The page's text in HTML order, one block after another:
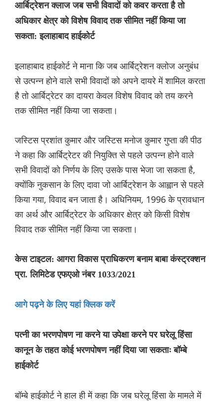
आर्बिट्रेशन क्लाज जब सभी विवादों को कवर करता है तो
अधिकार क्षेत्र को विशेष विवाद तक सीमित नहीं किया जा
सकता: इलाहाबाद हाईकोर्ट
इलाहाबाद हाईकोर्ट ने माना कि जब आर्बिट्रेशन क्लोज अनुबंध
से उत्पन्न होने वाले सभी विवादों को अपने दायरे में शामिल करता
है तो आर्बिट्रेटर का दायरा केवल विशेष विवाद को तय करने
तक सीमित नहीं किया जा सकता।
जस्टिस प्रशांत कुमार और जस्टिस मनोज कुमार गुप्ता की पीठ
ने कहा कि आर्बिट्रेटर की नियुक्ति से पहले उत्पन्न होने वाले
सभी विवादों को निर्णय के लिए उसके पास भेजा जा सकता है,
क्योंकि नुकसान के लिए दावा जो आर्बिट्रेशन के आह्वान से पहले
किया गया, विवाद बन जाता है। अधिनियम, 1996 के प्रावधान
का अर्थ और आर्बिट्रेटर के अधिकार क्षेत्र को किसी विशेष
विवाद तक सीमित नहीं किया जा सकता।
केस टाइटल: आगरा विकास प्राधिकरण बनाम बाबा कंस्ट्रक्शन
प्रा. लिमिटेड एफएओ नंबर 1033/2021
आगे पढ़ने के लिए यहां क्लिक करें
पत्नी का भरणपोषण ना करने या उपेक्षा करने पर घरेलू हिंसा
कानून के तहत कोई भरणपोषण नहीं दिया जा सकताः बॉम्बे
हाईकोर्ट
बॉम्बे हाईकोर्ट ने हाल ही में कहा कि जब घरेलू हिंसा के मामले में